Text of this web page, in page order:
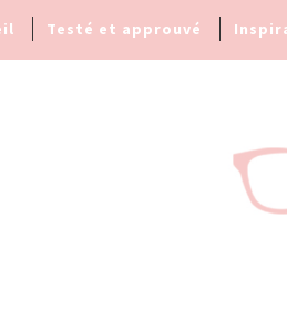
Testé et approuvé